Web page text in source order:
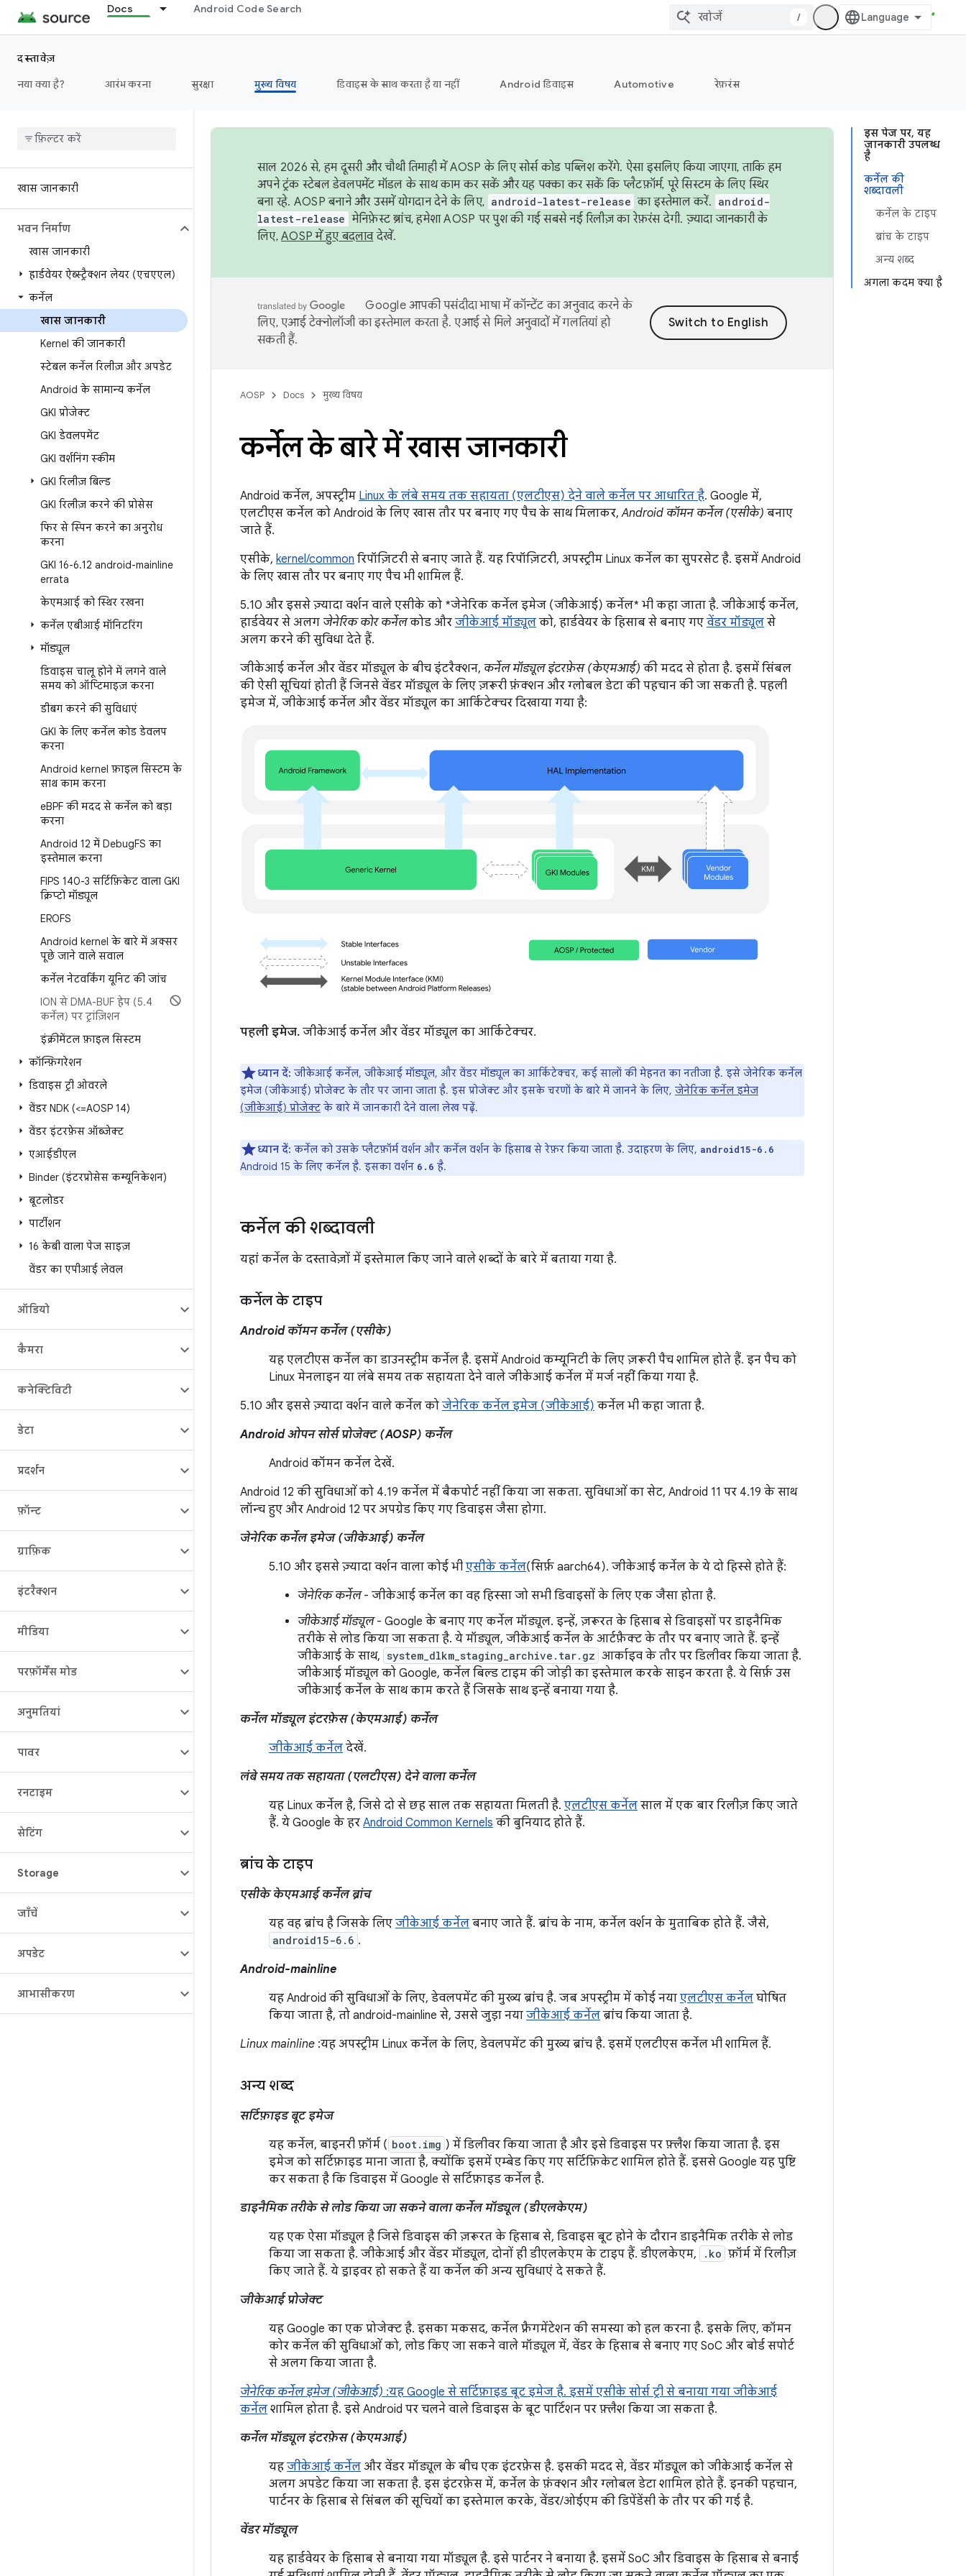
Docs Android Code Search
/
दस्तावेज़
नया क्या है?
आरंभ करना सुरक्षा मुख्य विषय डिवाइस के साथ करता है या नहीं Android डिवाइस Automotive रेफ़रंस
खास जानकारी
भवन निर्माण
खास जानकारी
हार्डवेयर ऐब्स्ट्रैक्शन लेयर (एचएएल)
कर्नेल
खास जानकारी
Kernel की जानकारी
स्टेबल कर्नेल रिलीज़ और अपडेट
Android के सामान्य कर्नेल
GKI प्रोजेक्ट
GKI डेवलपमेंट
GKI वर्शनिंग स्कीम
GKI रिलीज़ बिल्ड
GKI रिलीज़ करने की प्रोसेस
फिर से स्पिन करने का अनुरोध
करना
GKI 16-6.12 android-mainline
errata
केएमआई को स्थिर रखना
कर्नेल एबीआई मॉनिटरिंग
मॉड्यूल
डिवाइस चालू होने में लगने वाले
समय को ऑप्टिमाइज़ करना
डीबग करने की सुविधाएं
GKI के लिए कर्नेल कोड डेवलप
करना
Android kernel फ़ाइल सिस्टम के
साथ काम करना
eBPF की मदद से कर्नेल को बड़ा
करना
Android 12 में DebugFS का
इस्तेमाल करना
FIPS 140-3 सर्टिफ़िकेट वाला GKI
क्रिप्टो मॉड्यूल
EROFS
Android kernel के बारे में अक्सर
पूछे जाने वाले सवाल
कर्नेल नेटवर्किंग यूनिट की जांच
ION से DMA-BUF हेप (5.4
कर्नेल) पर ट्रांज़िशन
इंक्रीमेंटल फ़ाइल सिस्टम
कॉन्फ़िगरेशन
डिवाइस ट्री ओवरले
वेंडर NDK (<=AOSP 14)
वेंडर इंटरफ़ेस ऑब्जेक्ट
एआईडीएल
Binder (इंटरप्रोसेस कम्यूनिकेशन)
बूटलोडर
पार्टीशन
16 केबी वाला पेज साइज़
वेंडर का एपीआई लेवल
ऑडियो
कैमरा
कनेक्टिविटी
डेटा
प्रदर्शन
फ़ॉन्ट
ग्राफ़िक
इंटरैक्शन
मीडिया
परफ़ॉर्मेंस मोड
अनुमतियां
पावर
रनटाइम
सेटिंग
Storage
जाँचें
अपडेट
आभासीकरण
इस पेज पर, यह
जानकारी उपलब्ध
है
कर्नेल की
शब्दावली
कर्नेल के टाइप
ब्रांच के टाइप
अन्य शब्द
अगला कदम क्या है
साल 2026 से, हम दूसरी और चौथी तिमाही में AOSP के लिए सोर्स कोड पब्लिश करेंगे. ऐसा इसलिए किया जाएगा, ताकि हम
अपने ट्रंक स्टेबल डेवलपमेंट मॉडल के साथ काम कर सकें और यह पक्का कर सकें कि प्लैटफ़ॉर्म, पूरे सिस्टम के लिए स्थिर
बना रहे. AOSP बनाने और उसमें योगदान देने के लिए, android-latest-release का इस्तेमाल करें. android-
latest-release मेनिफ़ेस्ट ब्रांच, हमेशा AOSP पर पुश की गई सबसे नई रिलीज़ का रेफ़रंस देगी. ज़्यादा जानकारी के
लिए, AOSP में हुए बदलावदेखें.
Google आपकी पसंदीदा भाषा में कॉन्टेंट का अनुवाद करने के
लिए, एआई टेक्नोलॉजी का इस्तेमाल करता है. एआई से मिले अनुवादों में गलतियां हो
सकती हैं.
AOSP Docs मुख्य विषय
कर्नेल के बारे में खास जानकारी
Android कर्नेल, अपस्ट्रीम Linux के लंबे समय तक सहायता (एलटीएस) देने वाले कर्नेल पर आधारित है. Google में,
एलटीएस कर्नेल को Android के लिए खास तौर पर बनाए गए पैच के साथ मिलाकर,Android कॉमन कर्नेल (एसीके) बनाए
जाते हैं.
एसीके, kernel/common रिपॉज़िटरी से बनाए जाते हैं. यह रिपॉज़िटरी, अपस्ट्रीम Linux कर्नेल का सुपरसेट है. इसमें Android
के लिए खास तौर पर बनाए गए पैच भी शामिल हैं.
5.10 और इससे ज़्यादा वर्शन वाले एसीके को *जेनेरिक कर्नेल इमेज (जीकेआई) कर्नेल* भी कहा जाता है. जीकेआई कर्नेल,
हार्डवेयर से अलग जेनेरिक कोर कर्नेलकोड और जीकेआई मॉड्यूल को, हार्डवेयर के हिसाब से बनाए गए वेंडर मॉड्यूल से
अलग करने की सुविधा देते हैं.
जीकेआई कर्नेल और वेंडर मॉड्यूल के बीच इंटरैक्शन, कर्नेल मॉड्यूल इंटरफ़ेस (केएमआई) की मदद से होता है. इसमें सिंबल
की ऐसी सूचियां होती हैं जिनसे वेंडर मॉड्यूल के लिए ज़रूरी फ़ंक्शन और ग्लोबल डेटा की पहचान की जा सकती है. पहली
इमेज में, जीकेआई कर्नेल और वेंडर मॉड्यूल का आर्किटेक्चर दिखाया गया है:
पहली इमेज. जीकेआई कर्नेल और वेंडर मॉड्यूल का आर्किटेक्चर.
ध्यान दें: जीकेआई कर्नेल, जीकेआई मॉड्यूल, और वेंडर मॉड्यूल का आर्किटेक्चर, कई सालों की मेहनत का नतीजा है. इसे जेनेरिक कर्नेल
इमेज (जीकेआई) प्रोजेक्ट के तौर पर जाना जाता है. इस प्रोजेक्ट और इसके चरणों के बारे में जानने के लिए, जेनेरिक कर्नेल इमेज
(जीकेआई) प्रोजेक्ट के बारे में जानकारी देने वाला लेख पढ़ें.
ध्यान दें: कर्नेल को उसके प्लैटफ़ॉर्म वर्शन और कर्नेल वर्शन के हिसाब से रेफ़र किया जाता है. उदाहरण के लिए, android15-6.6
Android 15 के लिए कर्नेल है. इसका वर्शन 6.6 है.
कर्नेल की शब्दावली
यहां कर्नेल के दस्तावेज़ों में इस्तेमाल किए जाने वाले शब्दों के बारे में बताया गया है.
कर्नेल के टाइप
Android कॉमन कर्नेल (एसीके)
यह एलटीएस कर्नेल का डाउनस्ट्रीम कर्नेल है. इसमें Android कम्यूनिटी के लिए ज़रूरी पैच शामिल होते हैं. इन पैच को
Linux मेनलाइन या लंबे समय तक सहायता देने वाले जीकेआई कर्नेल में मर्ज नहीं किया गया है.
5.10 और इससे ज़्यादा वर्शन वाले कर्नेल को जेनेरिक कर्नेल इमेज (जीकेआई) कर्नेल भी कहा जाता है.
Android ओपन सोर्स प्रोजेक्ट (AOSP) कर्नेल
Android कॉमन कर्नेल देखें.
Android 12 की सुविधाओं को 4.19 कर्नेल में बैकपोर्ट नहीं किया जा सकता. सुविधाओं का सेट, Android 11 पर 4.19 के साथ
लॉन्च हुए और Android 12 पर अपग्रेड किए गए डिवाइस जैसा होगा.
जेनेरिक कर्नेल इमेज (जीकेआई) कर्नेल
5.10 और इससे ज़्यादा वर्शन वाला कोई भी एसीके कर्नेल(सिर्फ़ aarch64). जीकेआई कर्नेल के ये दो हिस्से होते हैं:
जेनेरिक कर्नेल- जीकेआई कर्नेल का वह हिस्सा जो सभी डिवाइसों के लिए एक जैसा होता है.
जीकेआई मॉड्यूल- Google के बनाए गए कर्नेल मॉड्यूल. इन्हें, ज़रूरत के हिसाब से डिवाइसों पर डाइनैमिक
तरीके से लोड किया जा सकता है. ये मॉड्यूल, जीकेआई कर्नेल के आर्टफ़ैक्ट के तौर पर बनाए जाते हैं. इन्हें
जीकेआई के साथ, system_dlkm_staging_archive.tar.gz आर्काइव के तौर पर डिलीवर किया जाता है.
जीकेआई मॉड्यूल को Google, कर्नेल बिल्ड टाइम की जोड़ी का इस्तेमाल करके साइन करता है. ये सिर्फ़ उस
जीकेआई कर्नेल के साथ काम करते हैं जिसके साथ इन्हें बनाया गया है.
कर्नेल मॉड्यूल इंटरफ़ेस (केएमआई) कर्नेल
जीकेआई कर्नेल देखें.
लंबे समय तक सहायता (एलटीएस) देने वाला कर्नेल
यह Linux कर्नेल है, जिसे दो से छह साल तक सहायता मिलती है. एलटीएस कर्नेल साल में एक बार रिलीज़ किए जाते
हैं. ये Google के हर Android Common Kernels की बुनियाद होते हैं.
ब्रांच के टाइप
एसीके केएमआई कर्नेल ब्रांच
यह वह ब्रांच है जिसके लिए जीकेआई कर्नेल बनाए जाते हैं. ब्रांच के नाम, कर्नेल वर्शन के मुताबिक होते हैं. जैसे,
android15-6.6 .
Android-mainline
यह Android की सुविधाओं के लिए, डेवलपमेंट की मुख्य ब्रांच है. जब अपस्ट्रीम में कोई नया एलटीएस कर्नेल घोषित
किया जाता है, तो android-mainline से, उससे जुड़ा नया जीकेआई कर्नेल ब्रांच किया जाता है.
Linux mainline :यह अपस्ट्रीम Linux कर्नेल के लिए, डेवलपमेंट की मुख्य ब्रांच है. इसमें एलटीएस कर्नेल भी शामिल हैं.
अन्य शब्द
सर्टिफ़ाइड बूट इमेज
यह कर्नेल, बाइनरी फ़ॉर्म ( boot.img ) में डिलीवर किया जाता है और इसे डिवाइस पर फ़्लैश किया जाता है. इस
इमेज को सर्टिफ़ाइड माना जाता है, क्योंकि इसमें एम्बेड किए गए सर्टिफ़िकेट शामिल होते हैं. इससे Google यह पुष्टि
कर सकता है कि डिवाइस में Google से सर्टिफ़ाइड कर्नेल है.
डाइनैमिक तरीके से लोड किया जा सकने वाला कर्नेल मॉड्यूल (डीएलकेएम)
यह एक ऐसा मॉड्यूल है जिसे डिवाइस की ज़रूरत के हिसाब से, डिवाइस बूट होने के दौरान डाइनैमिक तरीके से लोड
किया जा सकता है. जीकेआई और वेंडर मॉड्यूल, दोनों ही डीएलकेएम के टाइप हैं. डीएलकेएम,
.ko फ़ॉर्म में रिलीज़
किए जाते हैं. ये ड्राइवर हो सकते हैं या कर्नेल की अन्य सुविधाएं दे सकते हैं.
जीकेआई प्रोजेक्ट
यह Google का एक प्रोजेक्ट है. इसका मकसद, कर्नेल फ़्रैगमेंटेशन की समस्या को हल करना है. इसके लिए, कॉमन
कोर कर्नेल की सुविधाओं को, लोड किए जा सकने वाले मॉड्यूल में, वेंडर के हिसाब से बनाए गए SoC और बोर्ड सपोर्ट
से अलग किया जाता है.
जेनेरिक कर्नेल इमेज (जीकेआई) :यह Google से सर्टिफ़ाइड बूट इमेज है. इसमें एसीके सोर्स ट्री से बनाया गया जीकेआई
कर्नेल शामिल होता है. इसे Android पर चलने वाले डिवाइस के बूट पार्टिशन पर फ़्लैश किया जा सकता है.
कर्नेल मॉड्यूल इंटरफ़ेस (केएमआई)
यह जीकेआई कर्नेल और वेंडर मॉड्यूल के बीच एक इंटरफ़ेस है. इसकी मदद से, वेंडर मॉड्यूल को जीकेआई कर्नेल से
अलग अपडेट किया जा सकता है. इस इंटरफ़ेस में, कर्नेल के फ़ंक्शन और ग्लोबल डेटा शामिल होते हैं. इनकी पहचान,
पार्टनर के हिसाब से सिंबल की सूचियों का इस्तेमाल करके, वेंडर/ओईएम की डिपेंडेंसी के तौर पर की गई है.
वेंडर मॉड्यूल
यह हार्डवेयर के हिसाब से बनाया गया मॉड्यूल है. इसे पार्टनर ने बनाया है. इसमें SoC और डिवाइस के हिसाब से बनाई